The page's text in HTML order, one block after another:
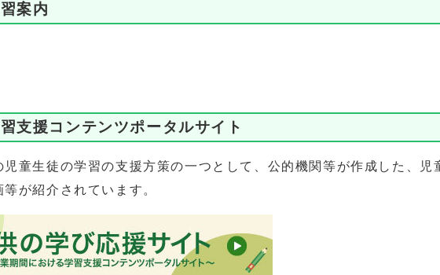
案内
支援コンテンツポータルサイト
児童生徒の学習の支援方策の一つとして、公的機関等が作成した、
が紹介されています。